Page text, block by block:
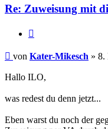
Re: Zuweisung mit
Beitrag
von Kater-Mikesch » 8.
Hallo ILO,
was redest du denn jetzt...
Eben warst du noch der